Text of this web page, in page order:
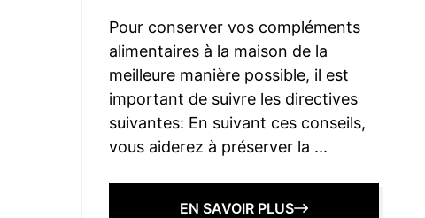
Pour conserver vos compléments
alimentaires à la maison de la
meilleure manière possible, il est
important de suivre les directives
suivantes: En suivant ces conseils,
vous aiderez à préserver la ...
EN SAVOIR PLUS